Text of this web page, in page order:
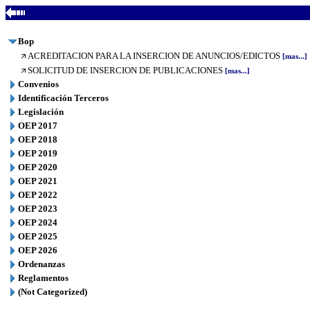
Bop
ACREDITACION PARA LA INSERCION DE ANUNCIOS/EDICTOS [mas...]
SOLICITUD DE INSERCION DE PUBLICACIONES [mas...]
Convenios
Identificación Terceros
Legislación
OEP 2017
OEP 2018
OEP 2019
OEP 2020
OEP 2021
OEP 2022
OEP 2023
OEP 2024
OEP 2025
OEP 2026
Ordenanzas
Reglamentos
(Not Categorized)